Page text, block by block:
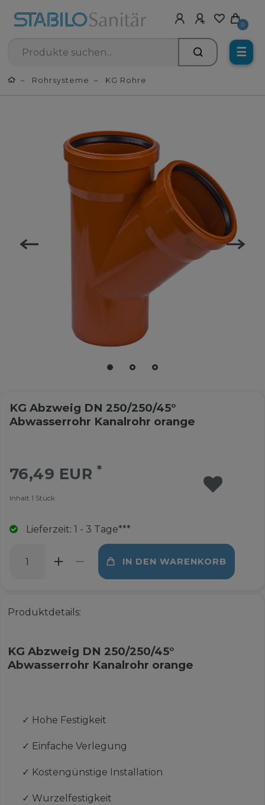
0
☰
Rohrsysteme KG Rohre
KG Abzweig DN 250/250/45°
Abwasserrohr Kanalrohr orange
76,49 EUR *
Inhalt 1 Stück
Lieferzeit: 1 - 3 Tage***
IN DEN WARENKORB
Produktdetails:
KG Abzweig DN 250/250/45°
Abwasserrohr Kanalrohr orange
✓ Hohe Festigkeit
✓ Einfache Verlegung
✓ Kostengünstige Installation
✓ Wurzelfestigkeit